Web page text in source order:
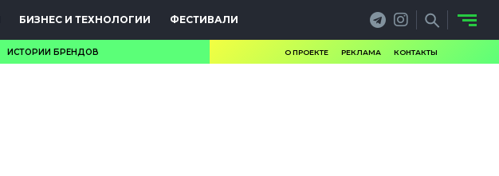
БИЗНЕС И ТЕХНОЛОГИИ ФЕСТИВАЛИ
ИСТОРИИ БРЕНДОВ О ПРОЕКТЕ РЕКЛАМА КОНТАКТЫ